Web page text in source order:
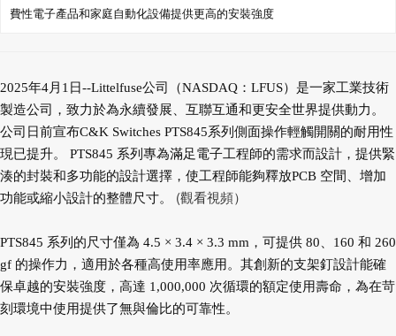
費性電子產品和家庭自動化設備提供更高的安裝強度
2025年4月1日--Littelfuse公司（NASDAQ：LFUS）是一家工業技術
製造公司，致力於為永續發展、互聯互通和更安全世界提供動力。
公司日前宣布C&K Switches PTS845系列側面操作輕觸開關的耐用性
現已提升。 PTS845 系列專為滿足電子工程師的需求而設計，提供緊
湊的封裝和多功能的設計選擇，使工程師能夠釋放PCB 空間、增加
功能或縮小設計的整體尺寸。 (觀看視頻）
PTS845 系列的尺寸僅為 4.5 × 3.4 × 3.3 mm，可提供 80、160 和 260
gf 的操作力，適用於各種高使用率應用。其創新的支架釘設計能確
保卓越的安裝強度，高達 1,000,000 次循環的額定使用壽命，為在苛
刻環境中使用提供了無與倫比的可靠性。